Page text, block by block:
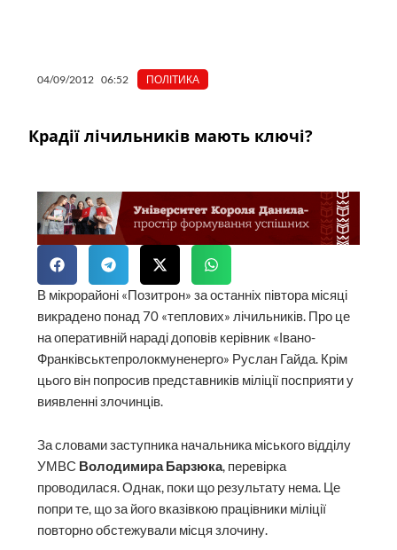
04/09/2012 06:52 ПОЛІТИКА
Крадії лічильників мають ключі?
В мікрорайоні «Позитрон» за останніх півтора місяці
викрадено понад 70 «теплових» лічильників. Про це
на оперативній нараді доповів керівник «Івано-
Франківськтепролокмуненерго» Руслан Гайда. Крім
цього він попросив представників міліції посприяти у
виявленні злочинців.
За словами заступника начальника міського відділу
УМВС Володимира Барзюка, перевірка
проводилася. Однак, поки що результату нема. Це
попри те, що за його вказівкою працівники міліції
повторно обстежували місця злочину.